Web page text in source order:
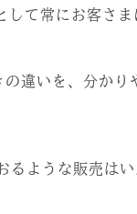
して常にお客さ
違いを、分かり
るような販売はい